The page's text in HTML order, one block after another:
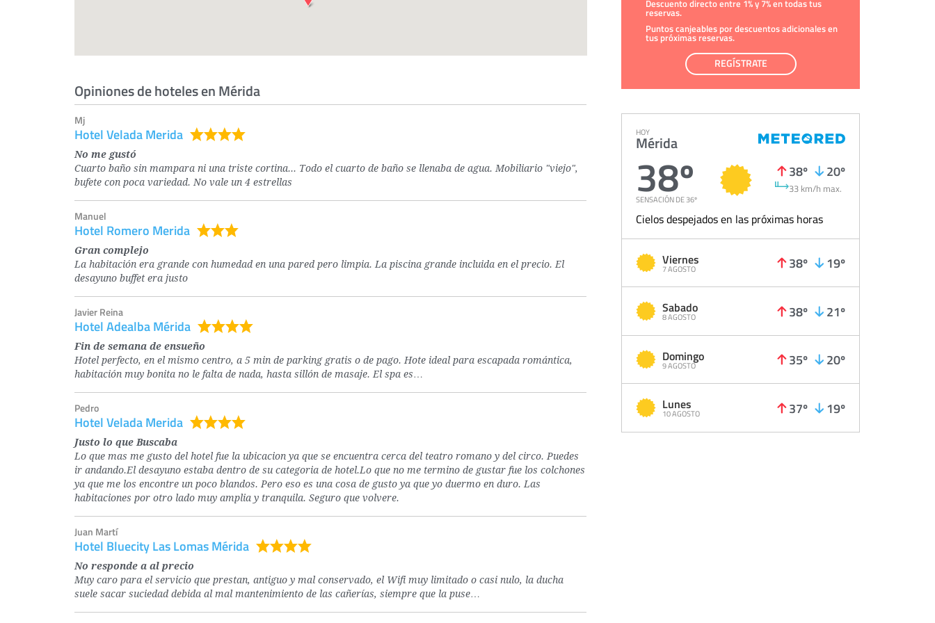
Opiniones de hoteles en Mérida
Mj
Hotel Velada Merida
No me gustó
Cuarto baño sin mampara ni una triste cortina... Todo el cuarto de baño se llenaba de agua. Mobiliario "viejo",
bufete con poca variedad. No vale un 4 estrellas
Manuel
Hotel Romero Merida
Gran complejo
La habitación era grande con humedad en una pared pero limpia. La piscina grande incluida en el precio. El
desayuno buffet era justo
Javier Reina
Hotel Adealba Mérida
Fin de semana de ensueño
Hotel perfecto, en el mismo centro, a 5 min de parking gratis o de pago. Hote ideal para escapada romántica,
habitación muy bonita no le falta de nada, hasta sillón de masaje. El spa es…
Pedro
Hotel Velada Merida
Justo lo que Buscaba
Lo que mas me gusto del hotel fue la ubicacion ya que se encuentra cerca del teatro romano y del circo. Puedes
ir andando.El desayuno estaba dentro de su categoria de hotel.Lo que no me termino de gustar fue los colchones
ya que me los encontre un poco blandos. Pero eso es una cosa de gusto ya que yo duermo en duro. Las
habitaciones por otro lado muy amplia y tranquila. Seguro que volvere.
Juan Martí
Hotel Bluecity Las Lomas Mérida
No responde a al precio
Muy caro para el servicio que prestan, antiguo y mal conservado, el Wifi muy limitado o casi nulo, la ducha
suele sacar suciedad debida al mal mantenimiento de las cañerías, siempre que la puse…
Descuento directo entre 1% y 7% en todas tus
reservas.
Puntos canjeables por descuentos adicionales en
tus próximas reservas.
REGÍSTRATE
HOY
Mérida
38º
SENSACIÓN DE 36º
38º 20º
33 km/h max.
Cielos despejados en las próximas horas
Viernes
7 AGOSTO 38º 19º
Sabado
8 AGOSTO 38º 21º
Domingo
9 AGOSTO 35º 20º
Lunes
10 AGOSTO 37º 19º